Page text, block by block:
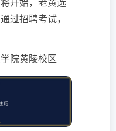
开始，老黄选
过招聘考试，
院黄陵校区